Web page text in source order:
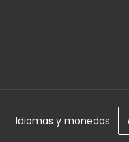
Idiomas y monedas